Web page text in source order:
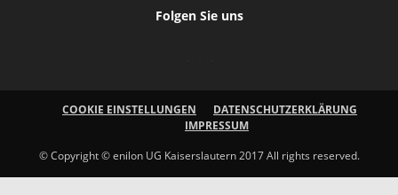
Folgen Sie uns
COOKIE EINSTELLUNGEN
DATENSCHUTZERKLÄRUNG
IMPRESSUM
© Copyright © enilon UG Kaiserslautern 2017 All rights reserved.